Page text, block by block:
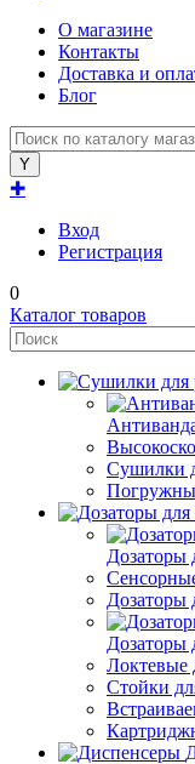
О магазине
Контакты
Доставка и
Блог
✚
Вход
Регистрация
0
Каталог товаров
Сушилки
Дозаторы
Дозаторы
Дозаторы
Локтевые
Стойки